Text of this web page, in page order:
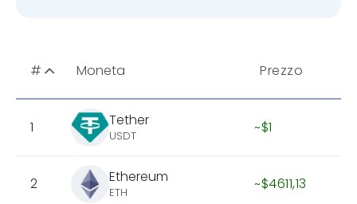
# Moneta Prezzo
1 Tether
USDT ~$1
2 Ethereum
ETH ~$4611,13